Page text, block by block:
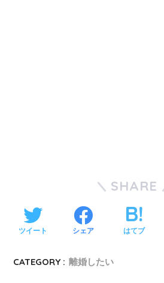
SHARE
ツイート シェア はてブ
CATEGORY : 離婚したい